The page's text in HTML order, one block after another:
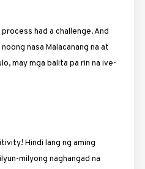
had a challenge. And
nasa Malacanang na at
may mga balita pa rin na ive-
Hindi lang ng aming
milyong naghangad na